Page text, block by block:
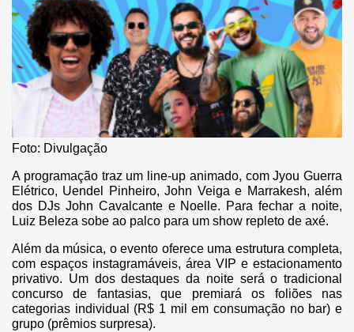
Foto: Divulgação
A programação traz um line-up animado, com Jyou Guerra
Elétrico, Uendel Pinheiro, John Veiga e Marrakesh, além
dos DJs John Cavalcante e Noelle. Para fechar a noite,
Luiz Beleza sobe ao palco para um show repleto de axé.
Além da música, o evento oferece uma estrutura completa,
com espaços instagramáveis, área VIP e estacionamento
privativo. Um dos destaques da noite será o tradicional
concurso de fantasias, que premiará os foliões nas
categorias individual (R$ 1 mil em consumação no bar) e
grupo (prêmios surpresa).